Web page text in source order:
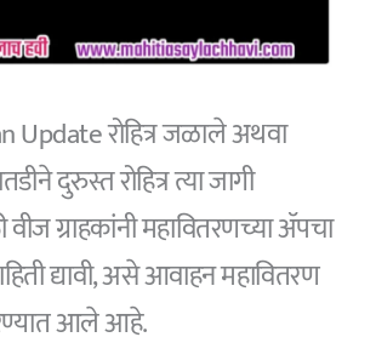
रोहित्र जळाले अथवा
दुरुस्त रोहित्र त्या जागी
ग्राहकांनी महावितरणच्या ॲपचा
द्यावी, असे आवाहन महावितरण
आले आहे.